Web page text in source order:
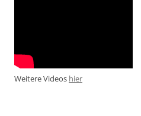
Weitere Videos hier